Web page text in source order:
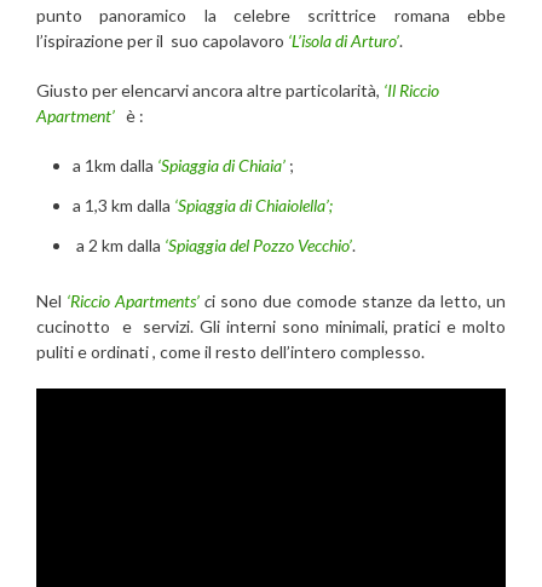
punto panoramico la celebre scrittrice romana ebbe
l’ispirazione per il suo capolavoro ‘L’isola di Arturo’.
Giusto per elencarvi ancora altre particolarità, ‘Il Riccio
Apartment’ è :
a 1km dalla ‘Spiaggia di Chiaia’ ;
a 1,3 km dalla ‘Spiaggia di Chiaiolella’;
a 2 km dalla ‘Spiaggia del Pozzo Vecchio’.
Nel ‘Riccio Apartments’ ci sono due comode stanze da letto, un
cucinotto e servizi. Gli interni sono minimali, pratici e molto
puliti e ordinati , come il resto dell’intero complesso.